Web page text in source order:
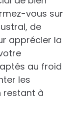
vous sur
de
apprécier la
au froid
les
restant à